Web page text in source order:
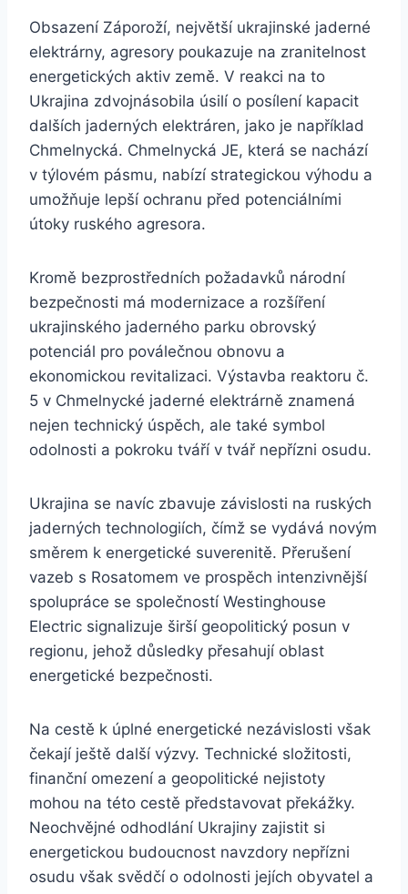
Obsazení Záporoží, největší ukrajinské jaderné
elektrárny, agresory poukazuje na zranitelnost
energetických aktiv země. V reakci na to
Ukrajina zdvojnásobila úsilí o posílení kapacit
dalších jaderných elektráren, jako je například
Chmelnycká. Chmelnycká JE, která se nachází
v týlovém pásmu, nabízí strategickou výhodu a
umožňuje lepší ochranu před potenciálními
útoky ruského agresora.
Kromě bezprostředních požadavků národní
bezpečnosti má modernizace a rozšíření
ukrajinského jaderného parku obrovský
potenciál pro poválečnou obnovu a
ekonomickou revitalizaci. Výstavba reaktoru č.
5 v Chmelnycké jaderné elektrárně znamená
nejen technický úspěch, ale také symbol
odolnosti a pokroku tváří v tvář nepřízni osudu.
Ukrajina se navíc zbavuje závislosti na ruských
jaderných technologiích, čímž se vydává novým
směrem k energetické suverenitě. Přerušení
vazeb s Rosatomem ve prospěch intenzivnější
spolupráce se společností Westinghouse
Electric signalizuje širší geopolitický posun v
regionu, jehož důsledky přesahují oblast
energetické bezpečnosti.
Na cestě k úplné energetické nezávislosti však
čekají ještě další výzvy. Technické složitosti,
finanční omezení a geopolitické nejistoty
mohou na této cestě představovat překážky.
Neochvějné odhodlání Ukrajiny zajistit si
energetickou budoucnost navzdory nepřízni
osudu však svědčí o odolnosti jejích obyvatel a